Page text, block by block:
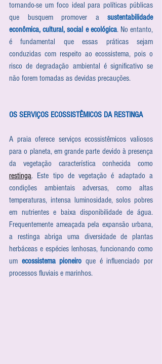
tornando-se um foco ideal para políticas públicas
que busquem promover a sustentabilidade
econômica, cultural, social e ecológica. No entanto,
é fundamental que essas práticas sejam
conduzidas com respeito ao ecossistema, pois o
risco de degradação ambiental é significativo se
não forem tomadas as devidas precauções.
OS SERVIÇOS ECOSSISTÊMICOS DA RESTINGA
A praia oferece serviços ecossistêmicos valiosos
para o planeta, em grande parte devido à presença
restinga. Este tipo de vegetação é adaptado a
condições ambientais adversas, como altas
temperaturas, intensa luminosidade, solos pobres
em nutrientes e baixa disponibilidade de água.
Frequentemente ameaçada pela expansão urbana,
a restinga abriga uma diversidade de plantas
herbáceas e espécies lenhosas, funcionando como
um ecossistema pioneiro que é influenciado por
processos fluviais e marinhos.